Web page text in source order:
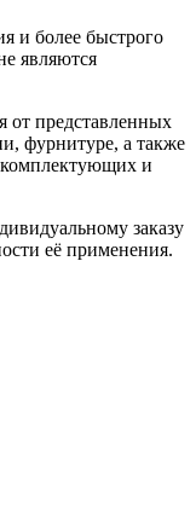
и более быстрого
являются
от представленных
фурнитуре, а также
и
заказу
её применения.